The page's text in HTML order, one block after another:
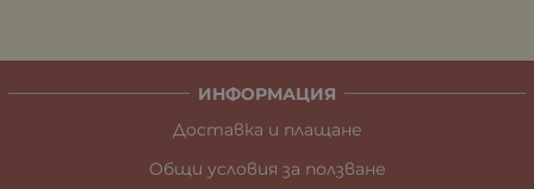
ИНФОРМАЦИЯ
Доставка и плащане
Общи условия за ползване